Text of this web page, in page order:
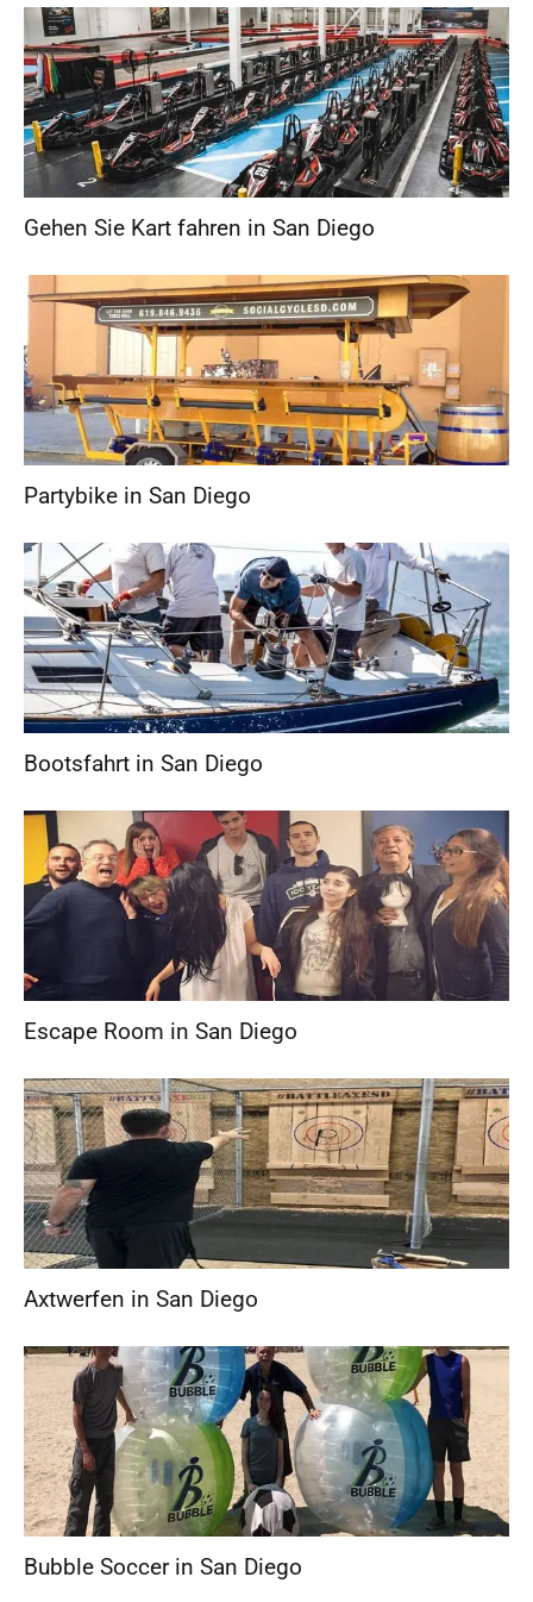
Gehen Sie Kart fahren in San Diego
Partybike in San Diego
Bootsfahrt in San Diego
Escape Room in San Diego
Axtwerfen in San Diego
Bubble Soccer in San Diego